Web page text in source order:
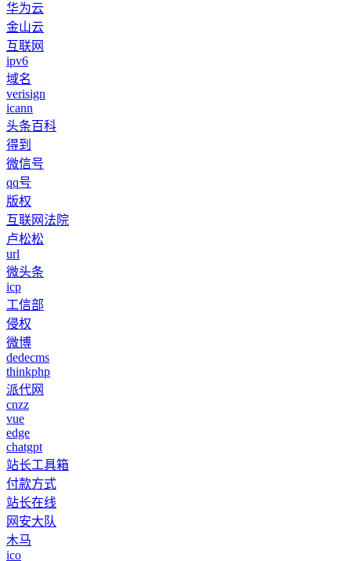
华为云
金山云
互联网
ipv6
域名
verisign
icann
头条百科
得到
微信号
qq号
版权
互联网法院
卢松松
url
微头条
icp
工信部
侵权
微博
dedecms
thinkphp
派代网
cnzz
vue
edge
chatgpt
站长工具箱
付款方式
站长在线
网安大队
木马
ico